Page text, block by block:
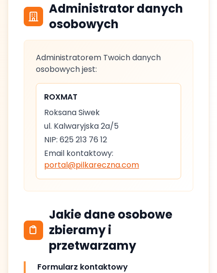
Administrator danych
osobowych
Administratorem Twoich danych
osobowych jest:
ROXMAT
Roksana Siwek
ul. Kalwaryjska 2a/5
NIP: 625 213 76 12
Email kontaktowy:
portal@pilkareczna.com
Jakie dane osobowe
zbieramy i
przetwarzamy
Formularz kontaktowy